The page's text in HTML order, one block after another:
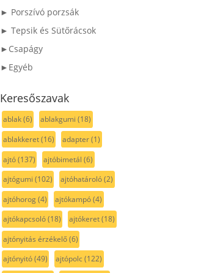
► Porszívó porzsák
► Tepsik és Sütőrácsok
►Csapágy
►Egyéb
Keresőszavak
ablak(6) ablakgumi (18)
ablakkeret(16) adapter(1)
ajtó(137) ajtóbimetál (6)
ajtógumi (102) ajtóhatároló(2)
ajtóhorog(4) ajtókampó(4)
ajtókapcsoló(18) ajtókeret(18)
ajtónyitás érzékelő(6)
ajtónyitó(49) ajtópolc(122)